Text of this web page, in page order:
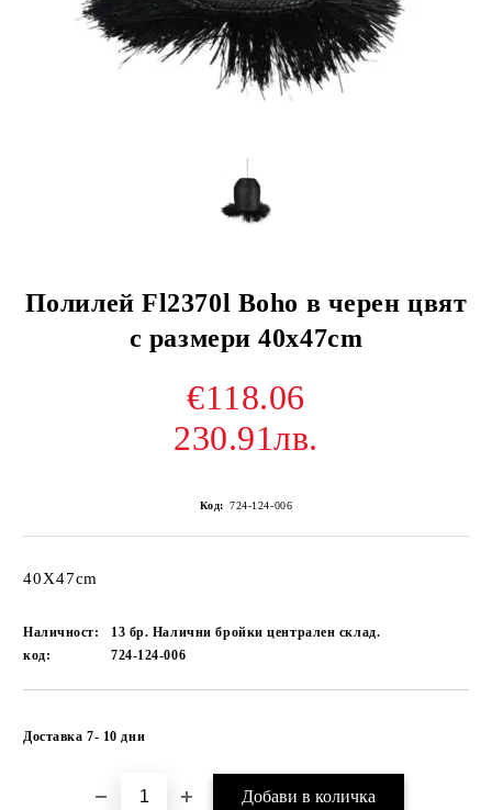
Полилей Fl2370l Boho в черен цвят
с размери 40х47cm
€118.06
230.91лв.
Код: 724-124-006
40Х47cm
Наличност:
13 бр. Налични бройки централен склад.
код:
724-124-006
Доставка 7- 10 дни